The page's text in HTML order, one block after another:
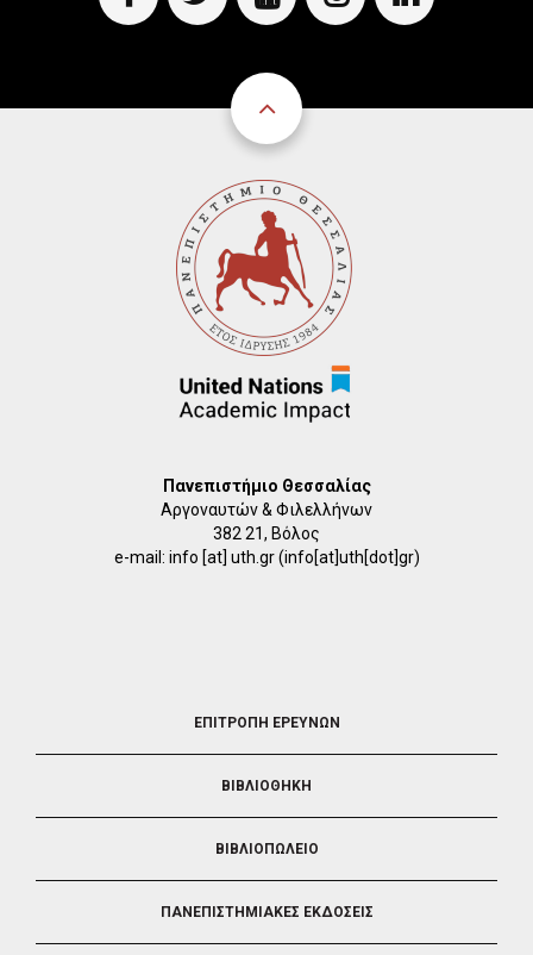
Πανεπιστήμιο Θεσσαλίας
Αργοναυτών & Φιλελλήνων
382 21, Βόλος
e-mail: info [at] uth.gr(info[at]uth[dot]gr)
ΕΠΙΤΡΟΠΗ ΕΡΕΥΝΩΝ
ΒΙΒΛΙΟΘΗΚΗ
ΒΙΒΛΙΟΠΩΛΕΙΟ
ΠΑΝΕΠΙΣΤΗΜΙΑΚΕΣ ΕΚΔΟΣΕΙΣ